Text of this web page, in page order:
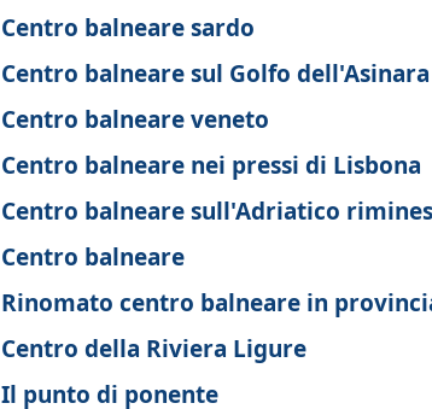
Centro balneare sardo
Centro balneare sul Golfo dell'Asinara
Centro balneare veneto
Centro balneare nei pressi di Lisbona
Centro balneare sull'Adriatico
Centro balneare
Rinomato centro balneare in
Centro della Riviera Ligure
Il punto di ponente